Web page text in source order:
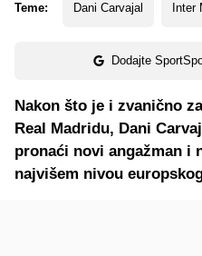
Teme: Dani Carvajal Inter
Dodajte
Nakon što je i zvanično
Real Madridu, Dani
pronaći novi angažman i
najvišem nivou